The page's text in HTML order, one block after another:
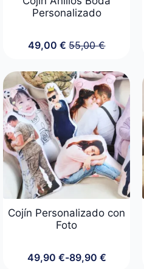
Personalizado
55,00€
El
original
era:
55,00 €.
49,00 € El
actual
es:
49,00 €.
Cojín Personalizado con
Foto
49,90 €-89,90 €
Rango